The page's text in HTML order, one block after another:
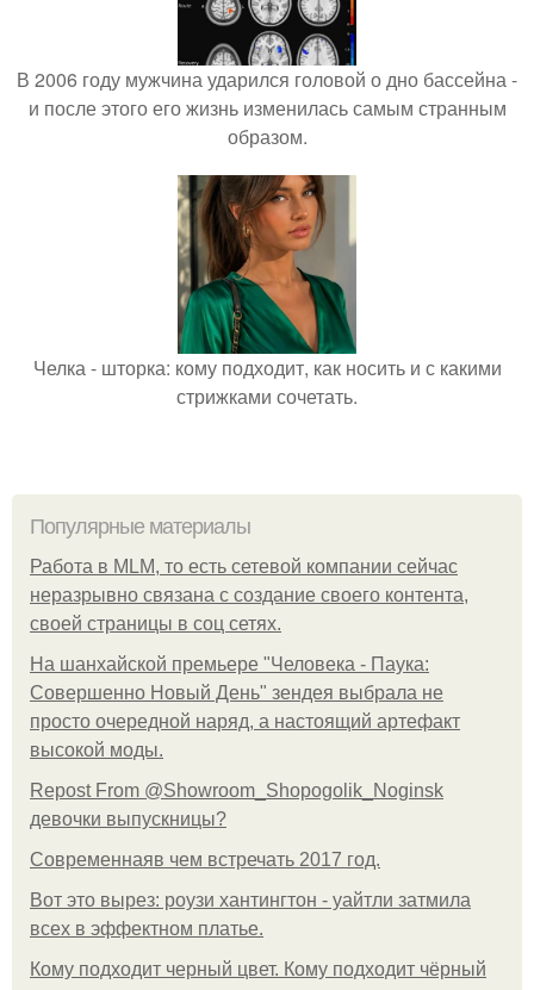
В 2006 году мужчина ударился головой о дно бассейна -
и после этого его жизнь изменилась самым странным
образом.
Челка - шторка: кому подходит, как носить и с какими
стрижками сочетать.
Популярные материалы
Работа в MLM, то есть сетевой компании сейчас
неразрывно связана с создание своего контента,
своей страницы в соц сетях.
На шанхайской премьере "Человека - Паука:
Совершенно Новый День" зендея выбрала не
просто очередной наряд, а настоящий артефакт
высокой моды.
Repost From @Showroom_Shopogolik_Noginsk
девочки выпускницы?
Современнаяв чем встречать 2017 год.
Вот это вырез: роузи хантингтон - уайтли затмила
всех в эффектном платьe.
Кому подходит черный цвет. Кому подходит чёрный